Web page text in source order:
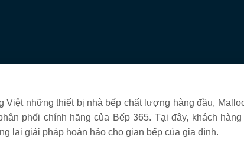
những thiết bị nhà bếp chất lượng hàng đầu,
phối chính hãng của Bếp 365. Tại đây, khách
lại giải pháp hoàn hảo cho gian bếp của gia đình.